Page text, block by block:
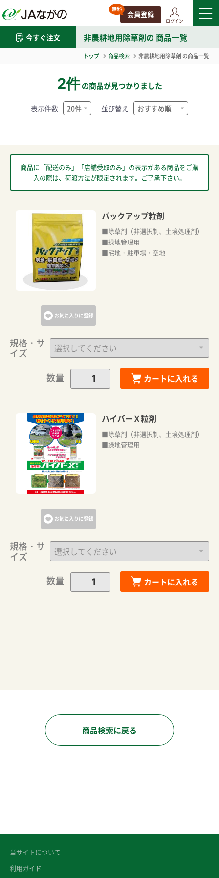
ログイン
今すぐ注文 非農耕地用除草剤の 商品一覧
トップ 商品検索 非農耕地用除草剤 の商品一覧
2件 の商品が見つかりました
表示件数 並び替え
商品に「配送のみ」「店舗受取のみ」の表示がある商品をご購
入の際は、荷渡方法が限定されます。ご了承下さい。
お気に入りに登録
バックアップ粒剤
■除草剤（非選択制、土壌処理剤）
■緑地管理用
■宅地・駐車場・空地
規格・サ
イズ
数量
カートに入れる
お気に入りに登録
ハイバーＸ粒剤
■除草剤（非選択制、土壌処理剤）
■緑地管理用
規格・サ
イズ
数量
カートに入れる
カートに追加しました。
商品検索に戻る
当サイトについて
利用ガイド